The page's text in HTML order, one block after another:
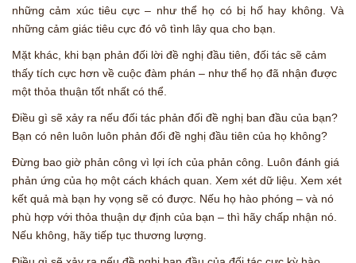
những cảm xúc tiêu cực – như thể họ có bị hố hay không. Và
những cảm giác tiêu cực đó vô tình lây qua cho bạn.
Mặt khác, khi bạn phản đối lời đề nghị đầu tiên, đối tác sẽ cảm
thấy tích cực hơn về cuộc đàm phán – như thể họ đã nhận được
một thỏa thuận tốt nhất có thể.
Điều gì sẽ xảy ra nếu đối tác phản đối đề nghị ban đầu của bạn?
Bạn có nên luôn luôn phản đối đề nghị đầu tiên của họ không?
Đừng bao giờ phản công vì lợi ích của phản công. Luôn đánh giá
phản ứng của họ một cách khách quan. Xem xét dữ liệu. Xem xét
kết quả mà bạn hy vọng sẽ có được. Nếu họ hào phóng – và nó
phù hợp với thỏa thuận dự định của bạn – thì hãy chấp nhận nó.
Nếu không, hãy tiếp tục thương lượng.